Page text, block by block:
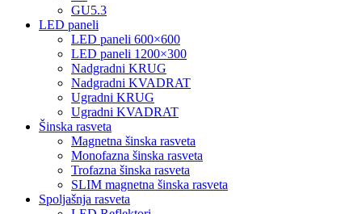
GU5.3
LED paneli
LED paneli 600×600
LED paneli 1200×300
Nadgradni KRUG
Nadgradni KVADRAT
Ugradni KRUG
Ugradni KVADRAT
Šinska rasveta
Magnetna šinska rasveta
Monofazna šinska rasveta
Trofazna šinska rasveta
SLIM magnetna šinska rasveta
Spoljašnja rasveta